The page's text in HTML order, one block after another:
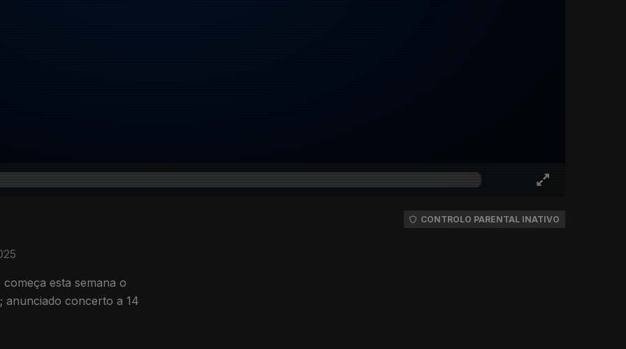
esta semana o
anunciado concerto a 14
CONTROLO PARENTAL INATIVO